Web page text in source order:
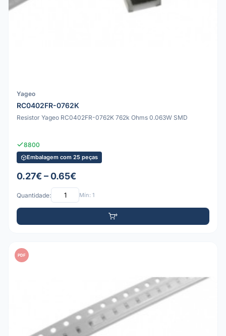
Yageo
RC0402FR-0762K
Resistor Yageo RC0402FR-0762K 762k Ohms 0.063W SMD
8800
Embalagem com 25 peças
0.27€ – 0.65€
Quantidade: Mín: 1
PDF